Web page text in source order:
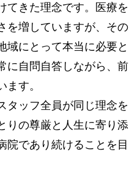
てきた理念です。医療を
を増していますが、その
域にとって本当に必要と
に自問自答しながら、前
す。
タッフ全員が同じ理念を
りの尊厳と人生に寄り添
院であり続けることを目